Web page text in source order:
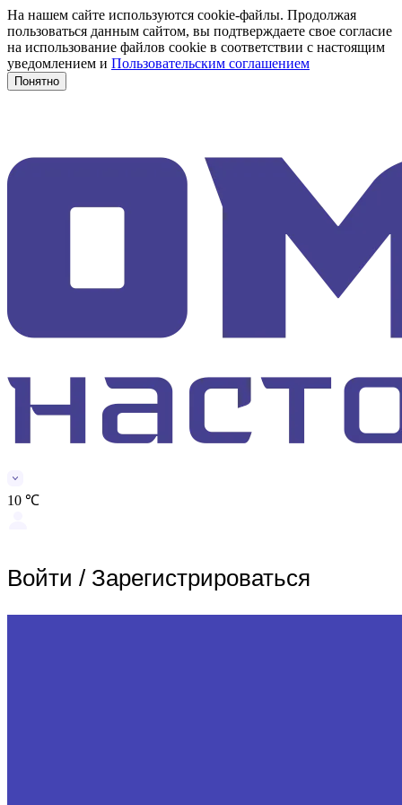
На нашем сайте используются cookie-файлы. Продолжая
пользоваться данным сайтом, вы подтверждаете свое согласие
на использование файлов cookie в соответствии с настоящим
уведомлением и Пользовательским соглашением
Понятно
10 ℃
Войти / Зарегистрироваться